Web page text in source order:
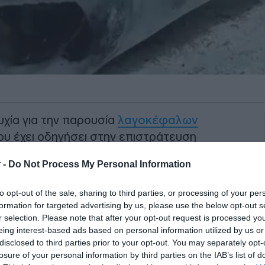
- Do Not Process My Personal Information
opt-out of the sale, sharing to third parties, or processing of your
for targeted advertising by us, please use the below opt-out
selection. Please note that after your opt-out request is processed
interest-based ads based on personal information utilized by us
to third parties prior to your opt-out. You may separately
of your personal information by third parties on the IAB’s list of
για την παρουσία λαγοκέφαλων
έχει οδηγήσει στην επιστράτευση
σε τουριστικές ακτές, με στόχο την
λουομένων.
χαρακτηρίζει τις αντιδράσεις
προβάλλονται πλέον ως οι μοναδικοί
μπάνιο, μακριά από τον φόβο κάποιας